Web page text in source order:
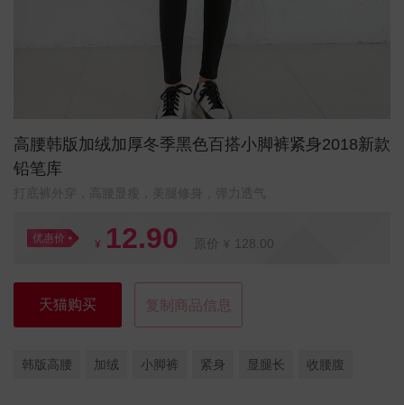
高腰韩版加绒加厚冬季黑色百搭小脚裤紧身2018新款
铅笔库
优惠价 ¥ 12.90 原价 ¥ 128.00
天猫购买 复制商品信息
韩版高腰 加绒 小脚裤 紧身 显腿长 收腰腹